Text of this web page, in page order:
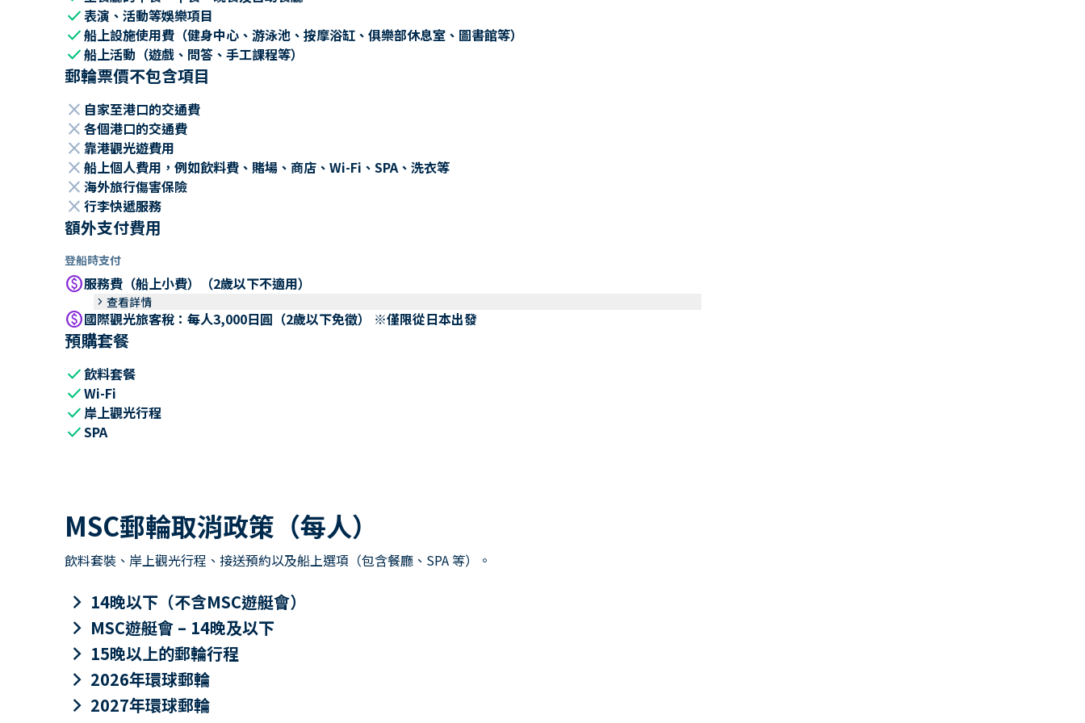
check表演、活動等娛樂項目
check船上設施使用費（健身中心、游泳池、按摩浴缸、俱樂部休息室、圖書館等）
check船上活動（遊戲、問答、手工課程等）
郵輪票價不包含項目
close 自家至港口的交通費
close 各個港口的交通費
close 靠港觀光遊費用
close 船上個人費用，例如飲料費、賭場、商店、Wi-Fi、SPA、洗衣等
close 海外旅行傷害保險
close 行李快遞服務
額外支付費用
登船時支付
paid服務費（船上小費）（2歲以下不適用）
keyboard_arrow_right 查看詳情
paid國際觀光旅客稅：每人3,000日圓（2歲以下免徵） ※僅限從日本出發
預購套餐
check飲料套餐
checkWi-Fi
check 岸上觀光行程
checkSPA
MSC郵輪取消政策（每人）
飲料套裝、岸上觀光行程、接送預約以及船上選項（包含餐廳、SPA 等）。
keyboard_arrow_right 14晚以下（不含MSC遊艇會）
keyboard_arrow_right MSC遊艇會 – 14晚及以下
keyboard_arrow_right 15晚以上的郵輪行程
keyboard_arrow_right 2026年環球郵輪
keyboard_arrow_right 2027年環球郵輪